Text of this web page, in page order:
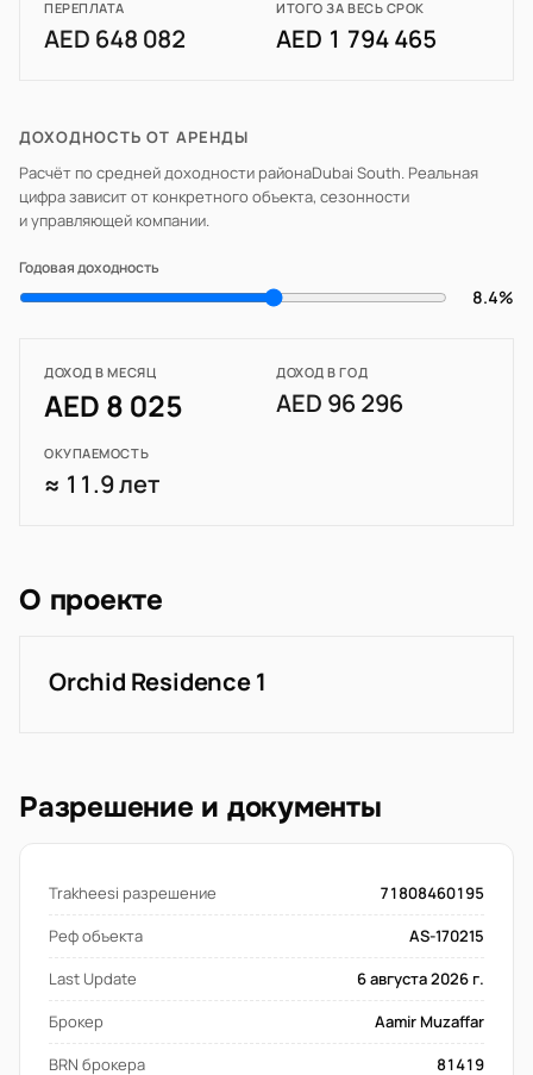
ПЕРЕПЛАТА
AED 648 082
ИТОГО ЗА ВЕСЬ СРОК
AED 1 794 465
ДОХОДНОСТЬ ОТ АРЕНДЫ
Расчёт по средней доходности районаDubai South. Реальная
цифра зависит от конкретного объекта, сезонности
и управляющей компании.
Годовая доходность
8.4%
ДОХОД В МЕСЯЦ
AED 8 025
ДОХОД В ГОД
AED 96 296
ОКУПАЕМОСТЬ
≈ 11.9 лет
О проекте
Orchid Residence 1
Разрешение и документы
Trakheesi разрешение
71808460195
Реф объекта
AS-170215
Last Update
6 августа 2026 г.
Брокер
Aamir Muzaffar
BRN брокера
81419